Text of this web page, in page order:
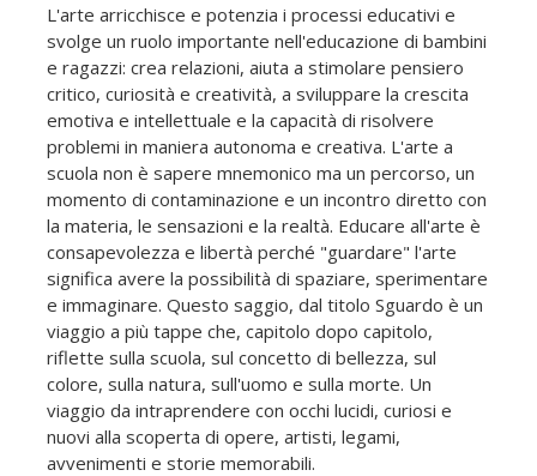
L'arte arricchisce e potenzia i processi educativi e
svolge un ruolo importante nell'educazione di bambini
e ragazzi: crea relazioni, aiuta a stimolare pensiero
critico, curiosità e creatività, a sviluppare la crescita
emotiva e intellettuale e la capacità di risolvere
problemi in maniera autonoma e creativa. L'arte a
scuola non è sapere mnemonico ma un percorso, un
momento di contaminazione e un incontro diretto con
la materia, le sensazioni e la realtà. Educare all'arte è
consapevolezza e libertà perché "guardare" l'arte
significa avere la possibilità di spaziare, sperimentare
e immaginare. Questo saggio, dal titolo Sguardo è un
viaggio a più tappe che, capitolo dopo capitolo,
riflette sulla scuola, sul concetto di bellezza, sul
colore, sulla natura, sull'uomo e sulla morte. Un
viaggio da intraprendere con occhi lucidi, curiosi e
nuovi alla scoperta di opere, artisti, legami,
avvenimenti e storie memorabili.